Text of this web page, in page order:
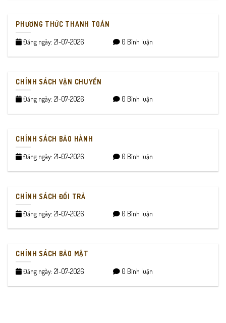
PHƯƠNG THỨC THANH TOÁN
Đăng ngày: 21-07-2026 0 Bình luận
CHÍNH SÁCH VẬN CHUYỂN
Đăng ngày: 21-07-2026 0 Bình luận
CHÍNH SÁCH BẢO HÀNH
Đăng ngày: 21-07-2026 0 Bình luận
CHÍNH SÁCH ĐỔI TRẢ
Đăng ngày: 21-07-2026 0 Bình luận
CHÍNH SÁCH BẢO MẬT
Đăng ngày: 21-07-2026 0 Bình luận